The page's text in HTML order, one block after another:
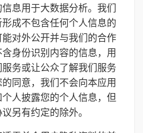
息用于大数据分析。我们
成不包含任何个人信息的
对外公开并与我们的合作
身份识别内容的信息，用
务或让公众了解我们服务
同意，我们不会向本应用
人披露您的个人信息，但
另有约定的除外。